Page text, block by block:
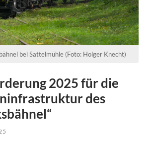
bei Sattelmühle (Foto: Holger Knecht)
2025 für die
des